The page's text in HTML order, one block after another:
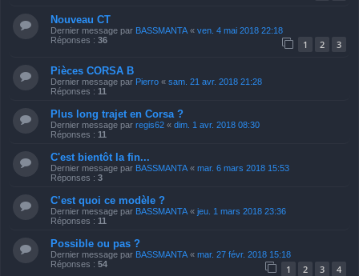
Nouveau CT
Dernier message par BASSMANTA « ven. 4 mai 2018 22:18
Réponses : 36 1 2 3
Pièces CORSA B
Dernier message par Pierro « sam. 21 avr. 2018 21:28
Réponses : 11
Plus long trajet en Corsa ?
Dernier message par regis62 « dim. 1 avr. 2018 08:30
Réponses : 11
C'est bientôt la fin...
Dernier message par BASSMANTA « mar. 6 mars 2018 15:53
Réponses : 3
C’est quoi ce modèle ?
Dernier message par BASSMANTA « jeu. 1 mars 2018 23:36
Réponses : 11
Possible ou pas ?
Dernier message par BASSMANTA « mar. 27 févr. 2018 15:18
Réponses : 54 1 2 3 4